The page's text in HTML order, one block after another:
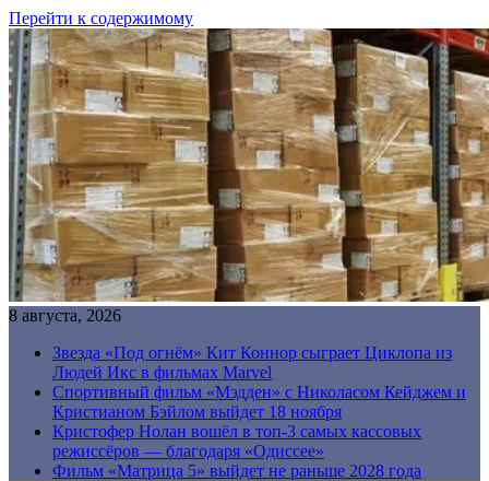
Перейти к содержимому
8 августа, 2026
Звезда «Под огнём» Кит Коннор сыграет Циклопа из
Людей Икс в фильмах Marvel
Спортивный фильм «Мэдден» с Николасом Кейджем и
Кристианом Бэйлом выйдет 18 ноября
Кристофер Нолан вошёл в топ-3 самых кассовых
режиссёров — благодаря «Одиссее»
Фильм «Матрица 5» выйдет не раньше 2028 года